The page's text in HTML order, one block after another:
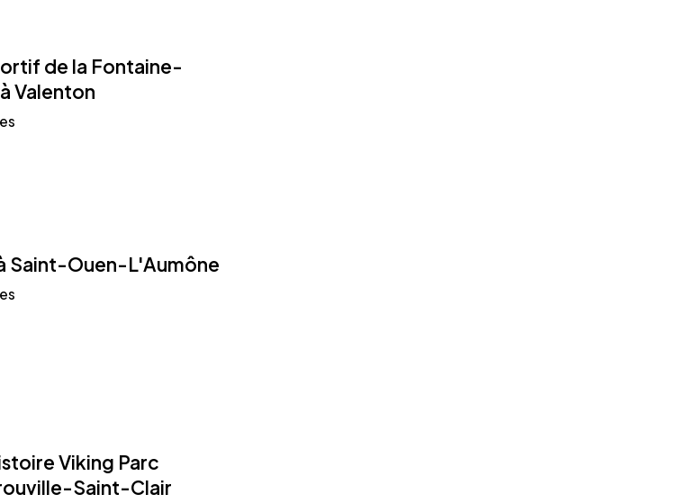
de la Fontaine-
Valenton
Saint-Ouen-L'Aumône
Viking Parc
Saint-Clair